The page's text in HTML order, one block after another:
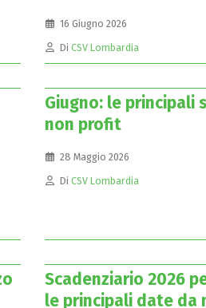
16 Giugno 2026
Di CSV Lombardia
Giugno: le principali
non profit
28 Maggio 2026
Di CSV Lombardia
Scadenziario 2026
le principali date da